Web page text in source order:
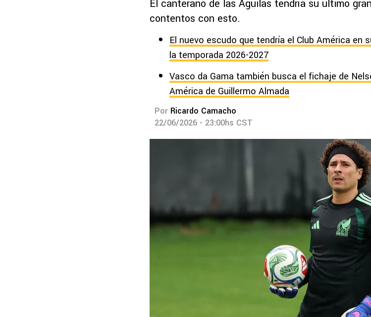
El canterano de las Águilas tendría su último
contentos con esto.
El nuevo escudo que tendría el Club América en
la temporada 2026-2027
Vasco da Gama también busca el fichaje de
América de Guillermo Almada
Por Ricardo Camacho
22/06/2026 - 23:00hs CST